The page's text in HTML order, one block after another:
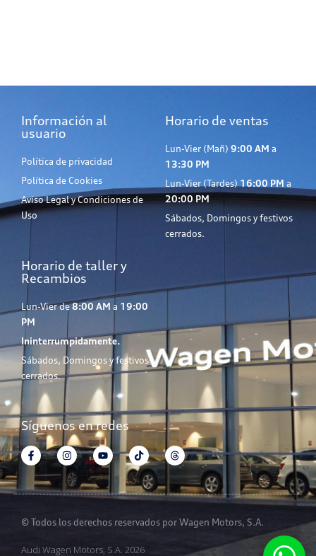
Información al
usuario
Política de privacidad
Política de Cookies
Aviso Legal y Condiciones de
Uso
Horario de ventas
Lun-Vier (Mañ) 9:00 AM a
13:30 PM
Lun-Vier (Tardes) 16:00 PM a
20:00 PM
Sábados, Domingos y festivos
cerrados.
Horario de taller y
Recambios
Lun-Vier de8:00 AM a 19:00
PM
Ininterrumpidamente.
Sábados, Domingos y festivos
cerrados.
Síguenos en redes
© Todos los derechos reservados por Wagen Motors, S.A.
Audi Wagen Motors, S.A. 2026